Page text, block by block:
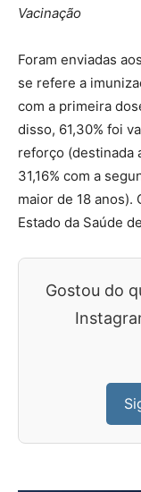
Vacinação
Foram enviadas
se refere a
com a primeira
disso, 61,30% foi
reforço (destinada
31,16% com a
maior de 18 anos).
Estado da Saúde
Gostou do